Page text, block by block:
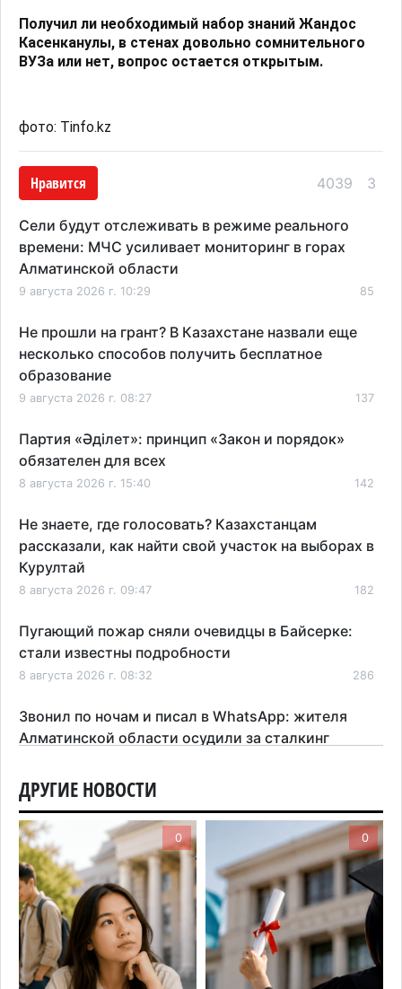
Получил ли необходимый набор знаний Жандос
Касенканулы, в стенах довольно сомнительного
ВУЗа или нет, вопрос остается открытым.
фото: Tinfo.kz
Нравится 4039 3
Сели будут отслеживать в режиме реального
времени: МЧС усиливает мониторинг в горах
Алматинской области
9 августа 2026 г. 10:29 85
Не прошли на грант? В Казахстане назвали еще
несколько способов получить бесплатное
образование
9 августа 2026 г. 08:27 137
Партия «Әділет»: принцип «Закон и порядок»
обязателен для всех
8 августа 2026 г. 15:40 142
Не знаете, где голосовать? Казахстанцам
рассказали, как найти свой участок на выборах в
Курултай
8 августа 2026 г. 09:47 182
Пугающий пожар сняли очевидцы в Байсерке:
стали известны подробности
8 августа 2026 г. 08:32 286
Звонил по ночам и писал в WhatsApp: жителя
Алматинской области осудили за сталкинг
На фоне строительного бума в Алматинской
области приостановили лицензии 149 компаний
7 августа 2026 г. 16:57 169
Казахстанские абитуриенты узнали, кто получил
образовательные гранты
7 августа 2026 г. 15:24 226
Онкопациентов в Алматинской области лечат в
ДРУГИЕ НОВОСТИ
0 0